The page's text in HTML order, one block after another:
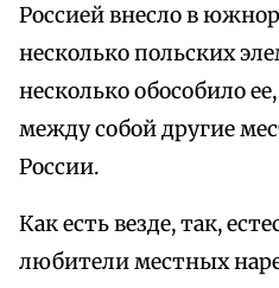
Россией внесло в
несколько польских
несколько обособило
между собой другие
России.
Как есть везде, так,
любители местных